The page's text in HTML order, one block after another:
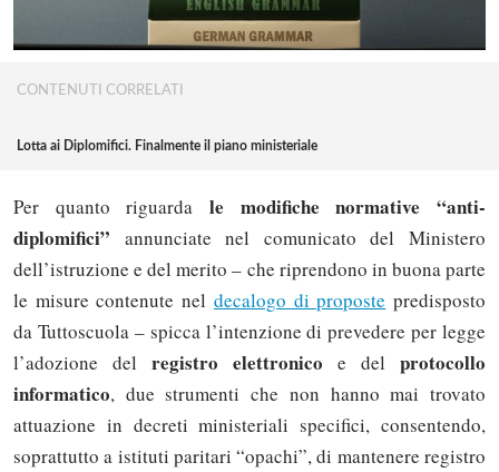
CONTENUTI CORRELATI
Lotta ai Diplomifici. Finalmente il piano ministeriale
Per quanto riguarda le modifiche normative “anti-
diplomifici” annunciate nel comunicato del Ministero
dell’istruzione e del merito – che riprendono in buona parte
le misure contenute nel decalogo di proposte predisposto
da Tuttoscuola – spicca l’intenzione di prevedere per legge
l’adozione del registro elettronico e del protocollo
informatico, due strumenti che non hanno mai trovato
attuazione in decreti ministeriali specifici, consentendo,
soprattutto a istituti paritari “opachi”, di mantenere registro